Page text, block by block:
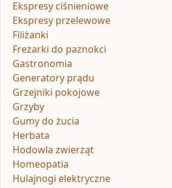
Ekspresy ciśnieniowe
Ekspresy przelewowe
Filiżanki
Frezarki do paznokci
Gastronomia
Generatory prądu
Grzejniki pokojowe
Grzyby
Gumy do żucia
Herbata
Hodowla zwierząt
Homeopatia
Hulajnogi elektryczne